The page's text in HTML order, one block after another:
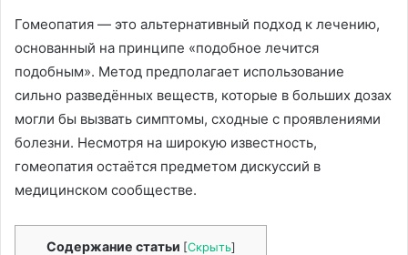
Гомеопатия — это альтернативный подход к лечению,
основанный на принципе «подобное лечится
подобным». Метод предполагает использование
сильно разведённых веществ, которые в больших дозах
могли бы вызвать симптомы, сходные с проявлениями
болезни. Несмотря на широкую известность,
гомеопатия остаётся предметом дискуссий в
медицинском сообществе.
Содержание статьи [Скрыть]